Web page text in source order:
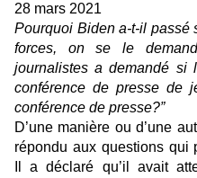
28 mars 2021
Pourquoi Biden a-t-il passé
forces, on se le
journalistes a demandé si
conférence de presse de
conférence de presse?”
D’une manière ou d’une
répondu aux questions qui
Il a déclaré qu’il avait